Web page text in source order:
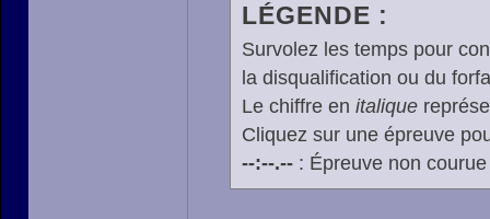
LÉGENDE :
Survolez les temps pour
la disqualification ou du
Le chiffre en italique
Cliquez sur une épreuve
--:--.--: Épreuve non